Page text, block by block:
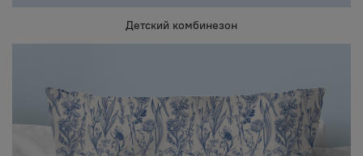
Детский комбинезон